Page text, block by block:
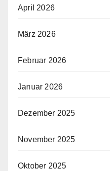
April 2026
März 2026
Februar 2026
Januar 2026
Dezember 2025
November 2025
Oktober 2025